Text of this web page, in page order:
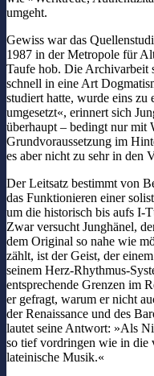
umgeht.
Gewiss war das
1987 in der Metropole für
Taufe hob. Die Archivarbeit
schnell in eine Art
studiert hatte, wurde eins zu
umgesetzt«, erinnert sich
überhaupt – bedingt nur mit
Grundvoraussetzung im
es aber nicht zu sehr in den
Der Leitsatz bestimmt von
das Funktionieren einer
um die historisch bis aufs I-
Zwar versucht Junghänel,
dem Original so nahe wie
zählt, ist der Geist, der
seinem Herz-Rhythmus-
entsprechende Grenzen im
er gefragt, warum er nicht
der Renaissance und des
lautet seine Antwort: »Als
so tief vordringen wie in die
lateinische Musik.«